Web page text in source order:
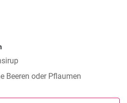
Beeren oder Pflaumen